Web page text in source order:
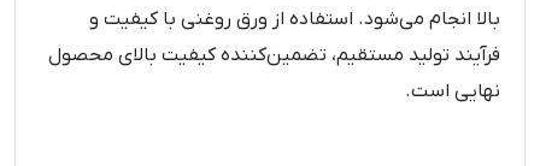
بالا انجام می‌شود. استفاده از ورق روغنی با کیفیت و
فرآیند تولید مستقیم، تضمین‌کننده کیفیت بالای محصول
نهایی است.